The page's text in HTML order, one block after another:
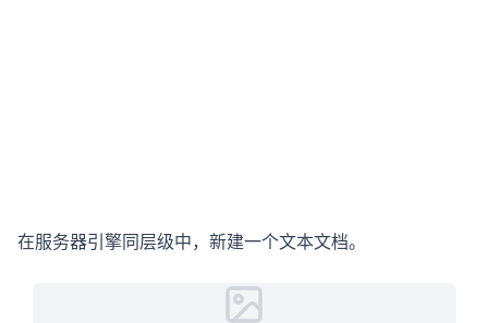
在服务器引擎同层级中，新建一个文本文档。